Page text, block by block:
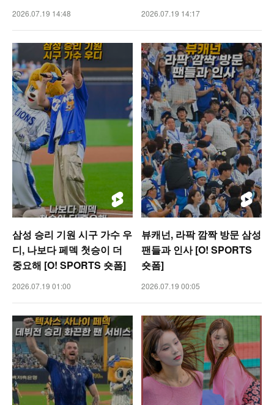
2026.07.19 14:48 2026.07.19 14:17
삼성 승리 기원 시구 가수 우
디, 나보다 페덱 첫승이 더
중요해 [O! SPORTS 숏폼]
2026.07.19 01:00
뷰캐넌, 라팍 깜짝 방문 삼성
팬들과 인사 [O! SPORTS
숏폼]
2026.07.19 00:05